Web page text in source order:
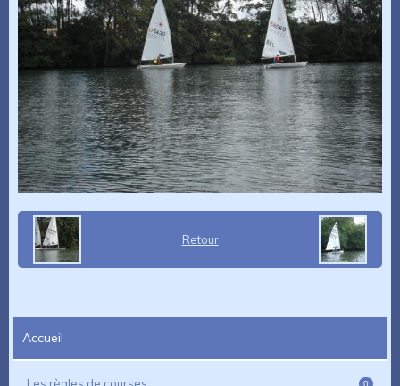
Retour
Accueil
Les règles de courses 0